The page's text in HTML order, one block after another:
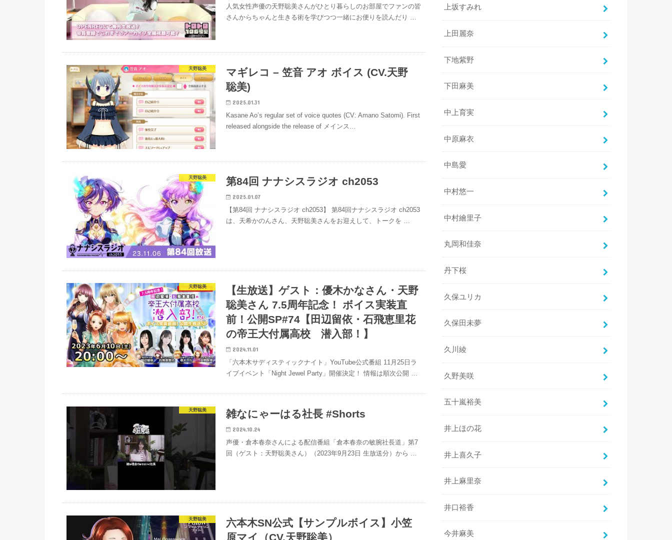
人気女性声優の天野聡美さんがひとり暮らしのお部屋でファンの皆
さんからちゃんと生きる術を学びつつ一緒にお便りを読んだり …
天野聡美
マギレコ – 笠音 アオ ボイス (CV.天野
聡美)
2025.01.31
Kasane Ao’s regular set of voice quotes (CV: Amano Satomi). First
released alongside the release of メインス…
天野聡美 第84回 ナナシスラジオ ch2053
2025.01.07
【第84回 ナナシスラジオ ch2053】 第84回ナナシスラジオ ch2053
は、天希かのんさん、天野聡美さんをお迎えして、トークを …
天野聡美
【生放送】ゲスト：優木かなさん・天野
聡美さん 7.5周年記念！ ボイス実装直
前！公開SP#74【田辺留依・石飛恵里花
の帝王大付属高校 潜入部！】
2024.11.01
「六本木サディスティックナイト」YouTube公式番組 11月25日ラ
イブイベント「Night Jewel Party」開催決定！ 情報は順次公開 …
天野聡美 雑なにゃーはる社長 #Shorts
2024.10.24
声優・倉本春奈さんによる配信番組「倉本春奈の敏腕社長道」第7
回（ゲスト：天野聡美さん）（2023年9月23日 生放送分）から …
天野聡美
六本木SN公式【サンプルボイス】小笠
原マイ（CV.天野聡美）
上坂すみれ
上田麗奈
下地紫野
下田麻美
中上育実
中原麻衣
中島愛
中村悠一
中村繪里子
丸岡和佳奈
丹下桜
久保ユリカ
久保田未夢
久川綾
久野美咲
五十嵐裕美
井上ほの花
井上喜久子
井上麻里奈
井口裕香
今井麻美